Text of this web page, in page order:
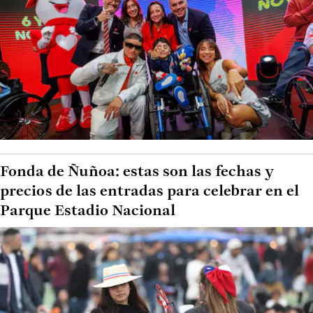
Fonda de Ñuñoa: estas son las fechas y
precios de las entradas para celebrar en el
Parque Estadio Nacional